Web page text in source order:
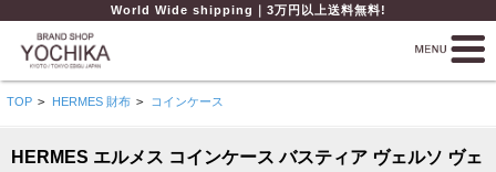
World Wide shipping｜3万円以上送料無料!
TOP > HERMES 財布 > コインケース
HERMES エルメス コインケース バスティア ヴェルソ ヴェ